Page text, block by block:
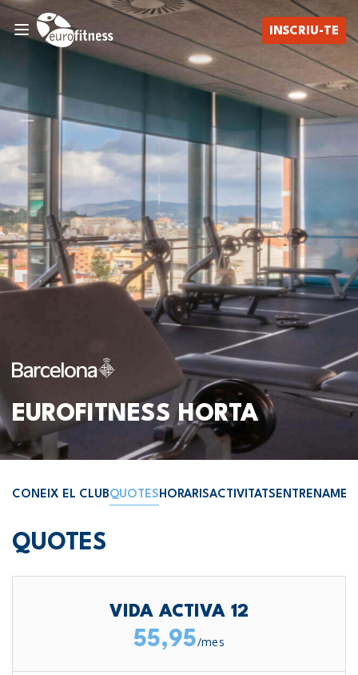
INSCRIU-TE
EUROFITNESS HORTA
CONEIX EL CLUBQUOTESHORARISACTIVITATS
QUOTES
VIDA ACTIVA 12
55,95/mes